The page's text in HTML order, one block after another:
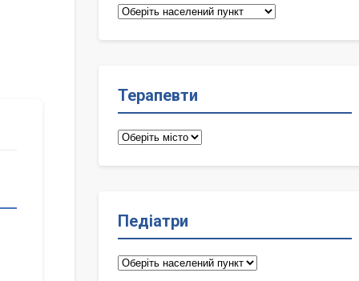
Сімейні
Терапевти
Терапевти
Педіатри
Педіатри